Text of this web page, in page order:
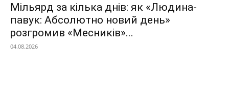
Мільярд за кілька днів: як «Людина-
павук: Абсолютно новий день»
розгромив «Месників»...
04.08.2026